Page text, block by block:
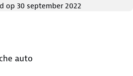
op 30 september 2022
auto